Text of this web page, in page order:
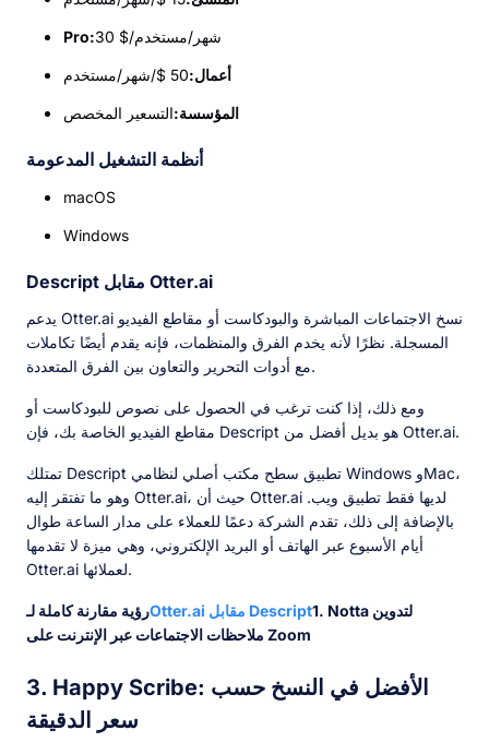
Pro: 30 $/شهر/مستخدم
أعمال:50 $/شهر/مستخدم
المؤسسة:التسعير المخصص
أنظمة التشغيل المدعومة
macOS
Windows
Descript مقابل Otter.ai
يدعم Otter.ai نسخ الاجتماعات المباشرة والبودكاست أو مقاطع الفيديو
المسجلة. نظرًا لأنه يخدم الفرق والمنظمات، فإنه يقدم أيضًا تكاملات
مع أدوات التحرير والتعاون بين الفرق المتعددة.
ومع ذلك، إذا كنت ترغب في الحصول على نصوص للبودكاست أو
مقاطع الفيديو الخاصة بك، فإن Descript هو بديل أفضل من Otter.ai.
تمتلك Descript تطبيق سطح مكتب أصلي لنظامي Windows وMac،
وهو ما تفتقر إليه Otter.ai، حيث أن Otter.ai لديها فقط تطبيق ويب.
بالإضافة إلى ذلك، تقدم الشركة دعمًا للعملاء على مدار الساعة طوال
أيام الأسبوع عبر الهاتف أو البريد الإلكتروني، وهي ميزة لا تقدمها
Otter.ai لعملائها.
رؤية مقارنة كاملة لـ Otter.ai مقابل Descript1. Notta لتدوين
ملاحظات الاجتماعات عبر الإنترنت على Zoom
3. Happy Scribe: الأفضل في النسخ حسب
سعر الدقيقة